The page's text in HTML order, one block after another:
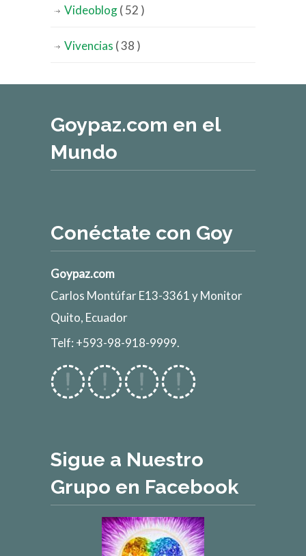
Videoblog( 52 )
Vivencias ( 38 )
Goypaz.com en el
Mundo
Conéctate con Goy
Goypaz.com
Carlos Montúfar E13-3361 y Monitor
Quito, Ecuador
Telf: +593-98-918-9999.
Sigue a Nuestro
Grupo en Facebook